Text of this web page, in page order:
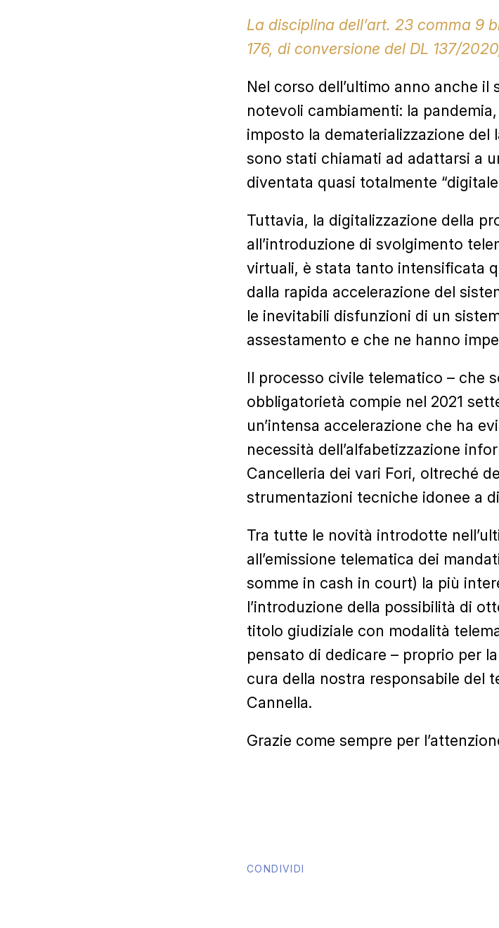
La disciplina dell’art. 23 comma 9
176, di conversione del DL 137/
Nel corso dell’ultimo anno anche
notevoli cambiamenti: la
imposto la dematerializzazione del
sono stati chiamati ad adattarsi a
diventata quasi totalmente
Tuttavia, la digitalizzazione della
all’introduzione di svolgimento
virtuali, è stata tanto intensificata
dalla rapida accelerazione del
le inevitabili disfunzioni di un
assestamento e che ne hanno
Il processo civile telematico – che
obbligatorietà compie nel 2021
un’intensa accelerazione che ha
necessità dell’alfabetizzazione
Cancelleria dei vari Fori, oltreché
strumentazioni tecniche idonee a
Tra tutte le novità introdotte
all’emissione telematica dei
somme in cash in court) la più
l’introduzione della possibilità di
titolo giudiziale con modalità
pensato di dedicare – proprio per
cura della nostra responsabile del
Cannella.
Grazie come sempre per
CONDIVIDI